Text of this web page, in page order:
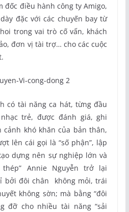
đốc điều hành công ty Amigo,
đặc với các chuyến bay từ
trong vai trò cố vấn, khách
đơn vị tài trợ… cho các cuộc
có tài năng ca hát, từng đầu
trẻ, được đánh giá, ghi
khó khăn của bản thân,
lên cái gọi là “số phận”, lập
dựng nên sự nghiệp lớn và
Annie Nguyễn trở lại
bởi đôi chân không mỏi, trái
không sờn; mà bằng “đôi
đỡ cho nhiều tài năng “sải